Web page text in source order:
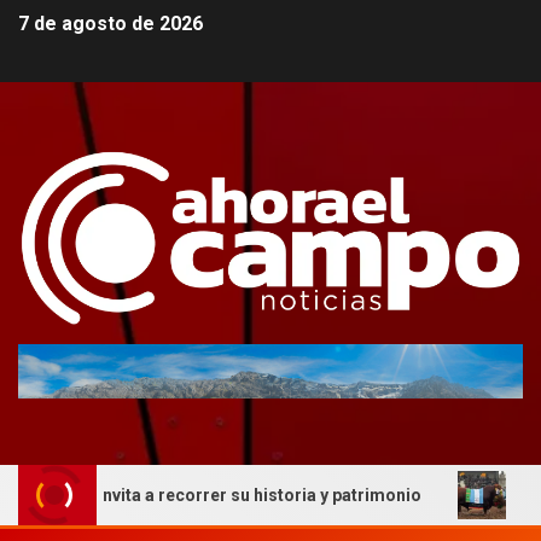
7 de agosto de 2026
invita a recorrer su historia y patrimonio La